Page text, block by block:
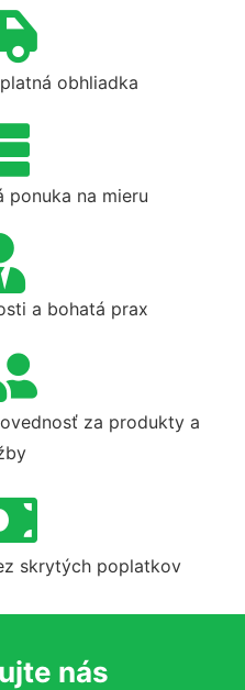
obhliadka
ponuka na mieru
a bohatá prax
za produkty a
skrytých poplatkov
nás